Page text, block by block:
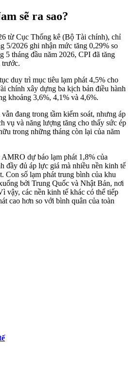
sẽ ra sao?
từ Cục Thống kê (Bộ Tài chính), chỉ
5/2026 ghi nhận mức tăng 0,29% so
5 tháng đầu năm 2026, CPI đã tăng
trước.
duy trì mục tiêu lạm phát 4,5% cho
chính xây dựng ba kịch bản điều hành
khoảng 3,6%, 4,1% và 4,6%.
đang trong tầm kiểm soát, nhưng áp
vụ và năng lượng tăng cho thấy sức ép
trong những tháng còn lại của năm
dự báo lạm phát 1,8% của
đầy đủ áp lực giá mà nhiều nền kinh tế
Con số lạm phát trung bình của khu
bởi Trung Quốc và Nhật Bản, nơi
vậy, các nền kinh tế khác có thể tiếp
cao hơn so với bình quân của toàn